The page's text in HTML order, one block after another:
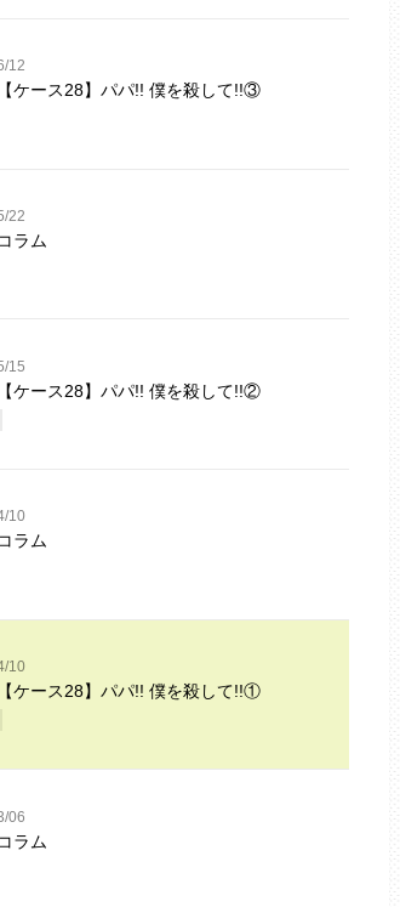
12
ケース28】パパ!! 僕を殺して!!③
22
ラム
15
ケース28】パパ!! 僕を殺して!!②
10
ラム
10
ケース28】パパ!! 僕を殺して!!①
06
ラム